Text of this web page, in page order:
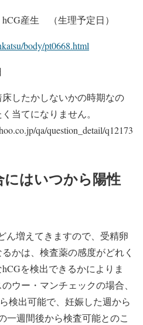
産生 （生理予定日）
body/pt0668.html
したかしないかの時期なの
当てになりません。
qa/question_detail/q12173
はいつから陽性
ん増えてきますので、受精卵
かは、検査薬の感度がどれく
を検出できるかによりま
ウー・マンチェックの場合、
検出可能で、妊娠した週から
一週間後から検査可能とのこ